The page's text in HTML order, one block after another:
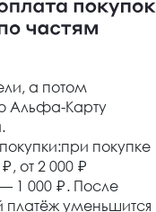
а потом
Альфа-Карту
покупке
₽ , от 2 000 ₽
1 000 ₽. После
платёж уменьшится